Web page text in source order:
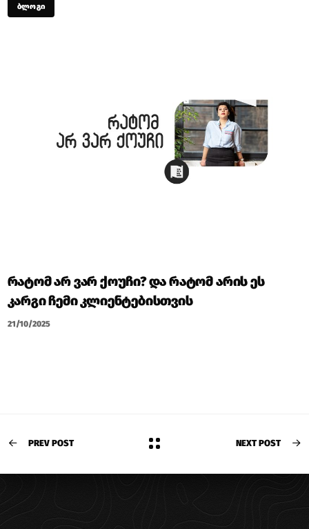
ᲑᲚᲝᲒᲘ
ᲠᲐᲢᲝᲛ ᲐᲠ ᲕᲐᲠ ᲥᲝᲣᲩᲘ? ᲓᲐ ᲠᲐᲢᲝᲛ ᲐᲠᲘᲡ ᲔᲡ
ᲙᲐᲠᲒᲘ ᲩᲔᲛᲘ ᲙᲚᲘᲔᲜᲢᲔᲑᲘᲡᲗᲕᲘᲡ
21/10/2025
PREV POST NEXT POST